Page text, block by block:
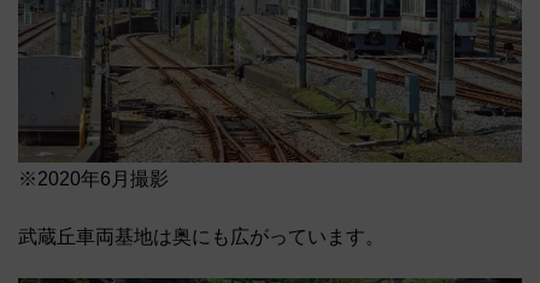
※2020年6月撮影
武蔵丘車両基地は奥にも広がっています。